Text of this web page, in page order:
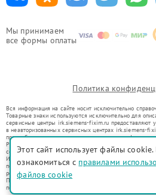
Мы принимаем
все формы оплаты
Политика
Вся информация на сайте носит исключительно
Товарные знаки используются исключительно для
сервисные центры irk.siemens-fixim.ru предоставляют
в неавторизованных сервисных центрах irk.siemens-
правообладателями товарных знаков или их
Ремонт осуществляется для устройств, уже введенных
со статьей 1487 ГК РФ.
Использование товарных знаков не преследует цели
потребителей в заблуждение, а служит для
ремонту техники указанных брендов.
Представленная на сайте информация не является
положениями Статьи 437(2) Гражданского кодекса РФ
Этот сайт использует файлы
ознакомиться с правилами
файлов cookie